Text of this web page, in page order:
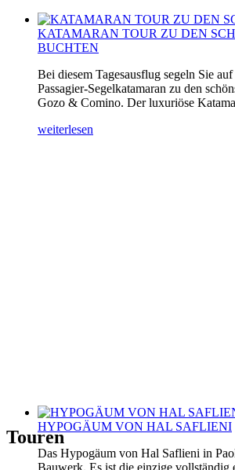
KATAMARAN TOUR ZU DEN
BUCHTEN
Bei diesem Tagesausflug segeln Sie
Passagier-Segelkatamaran zu den
Gozo & Comino. Der luxuriöse
weiterlesen
HYPOGÄUM VON HAL SAFLIENI
Das Hypogäum von Hal Saflieni in
Bauwerk. Es ist die einzige vollständig
Touren